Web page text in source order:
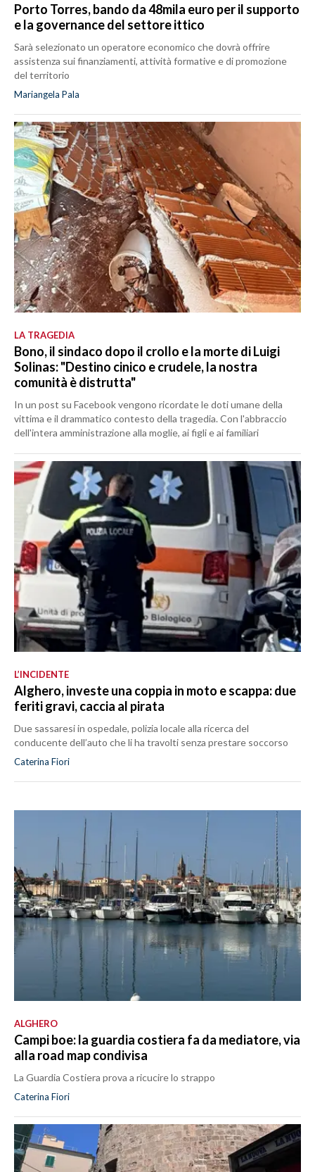
Porto Torres, bando da 48mila euro per il supporto
e la governance del settore ittico
Sarà selezionato un operatore economico che dovrà offrire
assistenza sui finanziamenti, attività formative e di promozione
del territorio
Mariangela Pala
LA TRAGEDIA
Bono, il sindaco dopo il crollo e la morte di Luigi
Solinas: "Destino cinico e crudele, la nostra
comunità è distrutta"
In un post su Facebook vengono ricordate le doti umane della
vittima e il drammatico contesto della tragedia. Con l'abbraccio
dell'intera amministrazione alla moglie, ai figli e ai familiari
L’INCIDENTE
Alghero, investe una coppia in moto e scappa: due
feriti gravi, caccia al pirata
Due sassaresi in ospedale, polizia locale alla ricerca del
conducente dell’auto che li ha travolti senza prestare soccorso
Caterina Fiori
ALGHERO
Campi boe: la guardia costiera fa da mediatore, via
alla road map condivisa
La Guardia Costiera prova a ricucire lo strappo
Caterina Fiori